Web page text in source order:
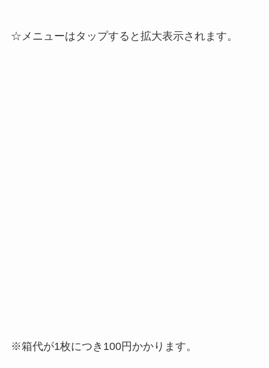
☆メニューはタップすると拡大表示されます。
※箱代が1枚につき100円かかります。